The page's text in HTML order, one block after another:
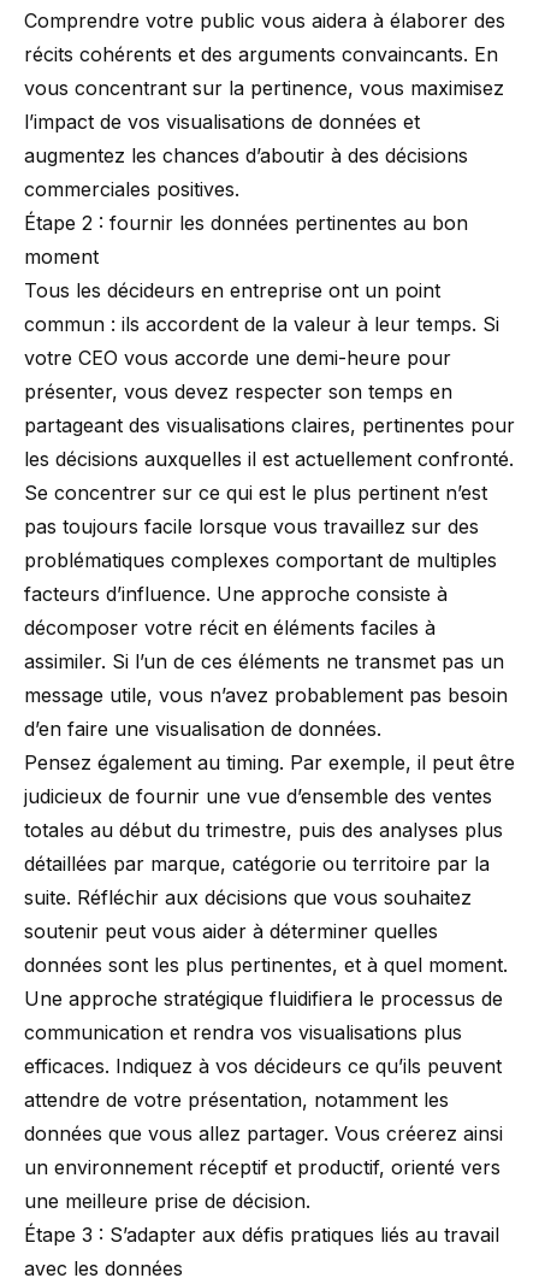
Comprendre votre public vous aidera à élaborer des
récits cohérents et des arguments convaincants. En
vous concentrant sur la pertinence, vous maximisez
l’impact de vos visualisations de données et
augmentez les chances d’aboutir à des décisions
commerciales positives.
Étape 2 : fournir les données pertinentes au bon
moment
Tous les décideurs en entreprise ont un point
commun : ils accordent de la valeur à leur temps. Si
votre CEO vous accorde une demi-heure pour
présenter, vous devez respecter son temps en
partageant des visualisations claires, pertinentes pour
les décisions auxquelles il est actuellement confronté.
Se concentrer sur ce qui est le plus pertinent n’est
pas toujours facile lorsque vous travaillez sur des
problématiques complexes comportant de multiples
facteurs d’influence. Une approche consiste à
décomposer votre récit en éléments faciles à
assimiler. Si l’un de ces éléments ne transmet pas un
message utile, vous n’avez probablement pas besoin
d’en faire une visualisation de données.
Pensez également au timing. Par exemple, il peut être
judicieux de fournir une vue d’ensemble des ventes
totales au début du trimestre, puis des analyses plus
détaillées par marque, catégorie ou territoire par la
suite. Réfléchir aux décisions que vous souhaitez
soutenir peut vous aider à déterminer quelles
données sont les plus pertinentes, et à quel moment.
Une approche stratégique fluidifiera le processus de
communication et rendra vos visualisations plus
efficaces. Indiquez à vos décideurs ce qu’ils peuvent
attendre de votre présentation, notamment les
données que vous allez partager. Vous créerez ainsi
un environnement réceptif et productif, orienté vers
une meilleure prise de décision.
Étape 3 : S’adapter aux défis pratiques liés au travail
avec les données